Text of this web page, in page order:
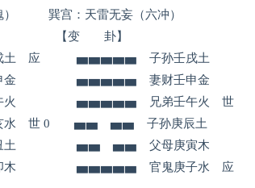
巽宫：天雷无妄（六冲）
【变 卦】
戌土 应 ▅▅▅▅▅ 子孙壬戌土
申金 ▅▅▅▅▅ 妻财壬申金
午火 ▅▅▅▅▅ 兄弟壬午火 世
水 世 0 ▅▅ ▅▅ 子孙庚辰土
丑土 ▅▅ ▅▅ 父母庚寅木
卯木 ▅▅▅▅▅ 官鬼庚子水 应